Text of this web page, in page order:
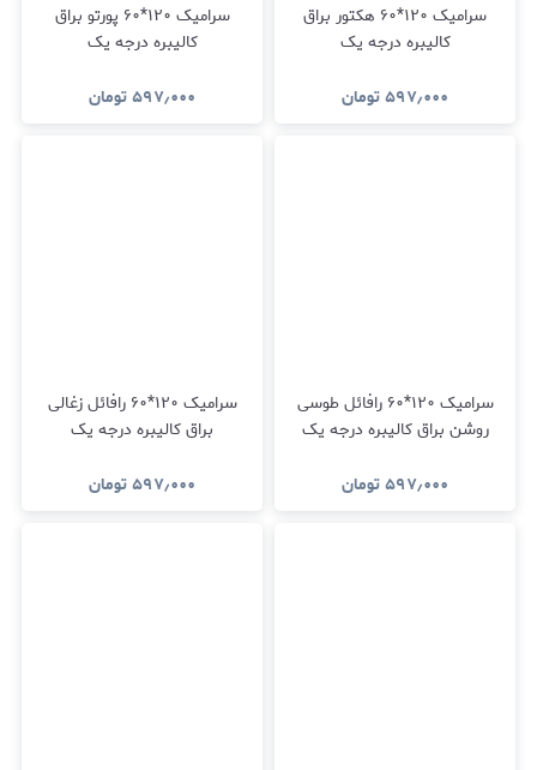
سرامیک ۱۲۰*۶۰ هکتور براق
کالیبره درجه یک
۵۹۷٫۰۰۰تومان
سرامیک ۱۲۰*۶۰ پورتو براق
کالیبره درجه یک
۵۹۷٫۰۰۰تومان
سرامیک ۱۲۰*۶۰ رافائل طوسی
روشن براق کالیبره درجه یک
۵۹۷٫۰۰۰تومان
سرامیک ۱۲۰*۶۰ رافائل زغالی
براق کالیبره درجه یک
۵۹۷٫۰۰۰تومان